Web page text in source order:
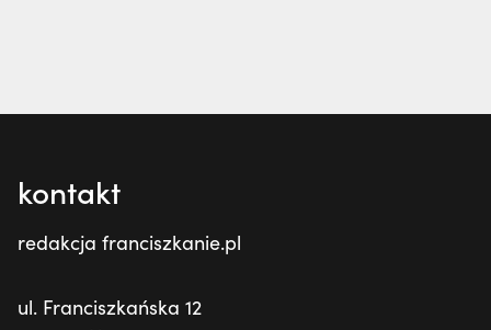
kontakt
redakcja franciszkanie.pl
ul. Franciszkańska 12